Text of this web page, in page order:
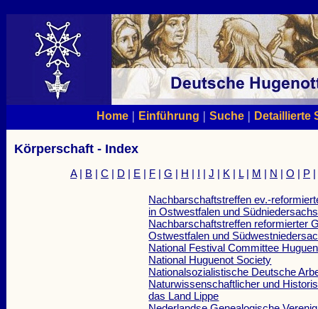
Home| Einführung | Suche| Detaillierte
Körperschaft - Index
A| B| C | D | E | F| G | H | I | J | K | L| M | N | O | P|
Nachbarschaftstreffen ev.-
in Ostwestfalen und
Nachbarschaftstreffen reformierter
Ostwestfalen und
National Festival Committee
National Huguenot Society
Nationalsozialistische Deutsche
Naturwissenschaftlicher und
das Land Lippe